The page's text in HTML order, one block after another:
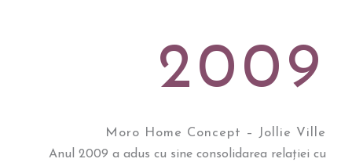
2009
Moro Home Concept – Jollie Ville
Anul 2009 a adus cu sine consolidarea relației cu